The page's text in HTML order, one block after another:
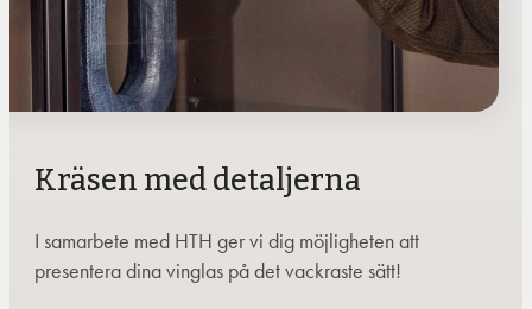
Kräsen med detaljerna
I samarbete med HTH ger vi dig möjligheten att
presentera dina vinglas på det vackraste sätt!